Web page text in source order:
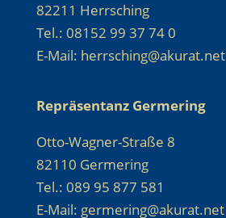
82211 Herrsching
Tel.: 08152 99 37 74 0
E-Mail: herrsching@akurat.net
Repräsentanz Germering
Otto-Wagner-Straße 8
82110 Germering
Tel.: 089 95 877 581
E-Mail: germering@akurat.net